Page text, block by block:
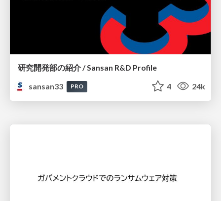
研究開発部の紹介 / Sansan R&D Profile
sansan33
PRO 4 24k